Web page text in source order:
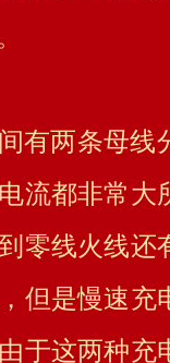
有两条母线
流都非常大
零线火线还
但是慢速充
于这两种充